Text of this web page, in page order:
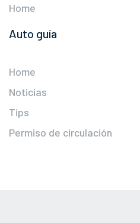
Home
Auto guía
Home
Noticias
Tips
Permiso de circulación